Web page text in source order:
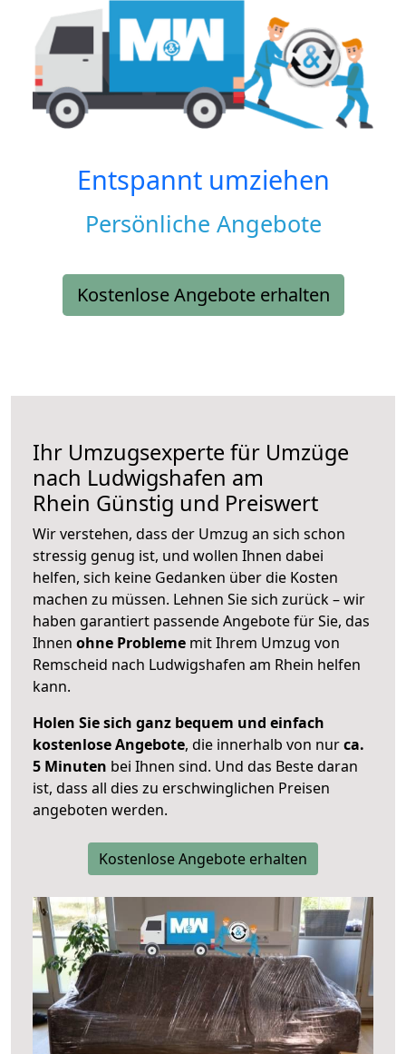
Entspannt umziehen
Persönliche Angebote
Kostenlose Angebote erhalten
Ihr Umzugsexperte für Umzüge
nach Ludwigshafen am
Rhein Günstig und Preiswert
Wir verstehen, dass der Umzug an sich schon
stressig genug ist, und wollen Ihnen dabei
helfen, sich keine Gedanken über die Kosten
machen zu müssen. Lehnen Sie sich zurück – wir
haben garantiert passende Angebote für Sie, das
Ihnen ohne Probleme mit Ihrem Umzug von
Remscheid nach Ludwigshafen am Rhein helfen
kann.
Holen Sie sich ganz bequem und einfach
kostenlose Angebote, die innerhalb von nurca.
5 Minuten bei Ihnen sind. Und das Beste daran
ist, dass all dies zu erschwinglichen Preisen
angeboten werden.
Kostenlose Angebote erhalten